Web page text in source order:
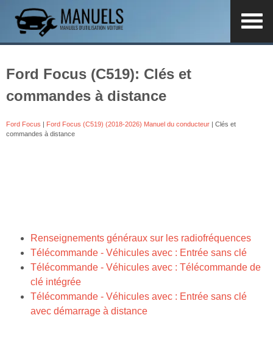
Ford Focus (C519): Clés et
commandes à distance
Ford Focus | Ford Focus (C519) (2018-2026) Manuel du conducteur | Clés et
commandes à distance
Renseignements généraux sur les radiofréquences
Télécommande - Véhicules avec : Entrée sans clé
Télécommande - Véhicules avec : Télécommande de
clé intégrée
Télécommande - Véhicules avec : Entrée sans clé
avec démarrage à distance